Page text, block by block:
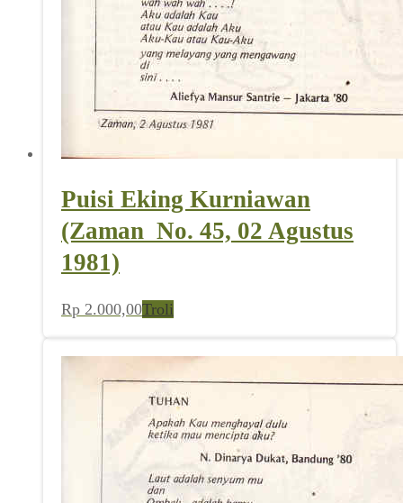
Puisi Eking Kurniawan
(Zaman_No. 45, 02 Agustus
1981)
Rp 2.000,00Troli